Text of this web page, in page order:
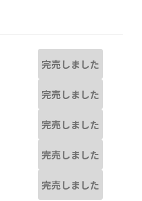
完売しました
完売しました
完売しました
完売しました
完売しました